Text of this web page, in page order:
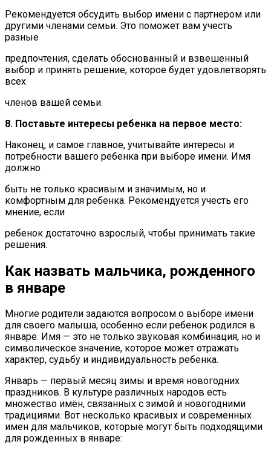
Рекомендуется обсудить выбор имени с партнером или
другими членами семьи. Это поможет вам учесть
разные
предпочтения, сделать обоснованный и взвешенный
выбор и принять решение, которое будет удовлетворять
всех
членов вашей семьи.
8. Поставьте интересы ребенка на первое место:
Наконец, и самое главное, учитывайте интересы и
потребности вашего ребенка при выборе имени. Имя
должно
быть не только красивым и значимым, но и
комфортным для ребенка. Рекомендуется учесть его
мнение, если
ребенок достаточно взрослый, чтобы принимать такие
решения.
Как назвать мальчика, рожденного
в январе
Многие родители задаются вопросом о выборе имени
для своего малыша, особенно если ребенок родился в
январе. Имя — это не только звуковая комбинация, но и
символическое значение, которое может отражать
характер, судьбу и индивидуальность ребенка.
Январь — первый месяц зимы и время новогодних
праздников. В культуре различных народов есть
множество имён, связанных с зимой и новогодними
традициями. Вот несколько красивых и современных
имен для мальчиков, которые могут быть подходящими
для рожденных в январе: